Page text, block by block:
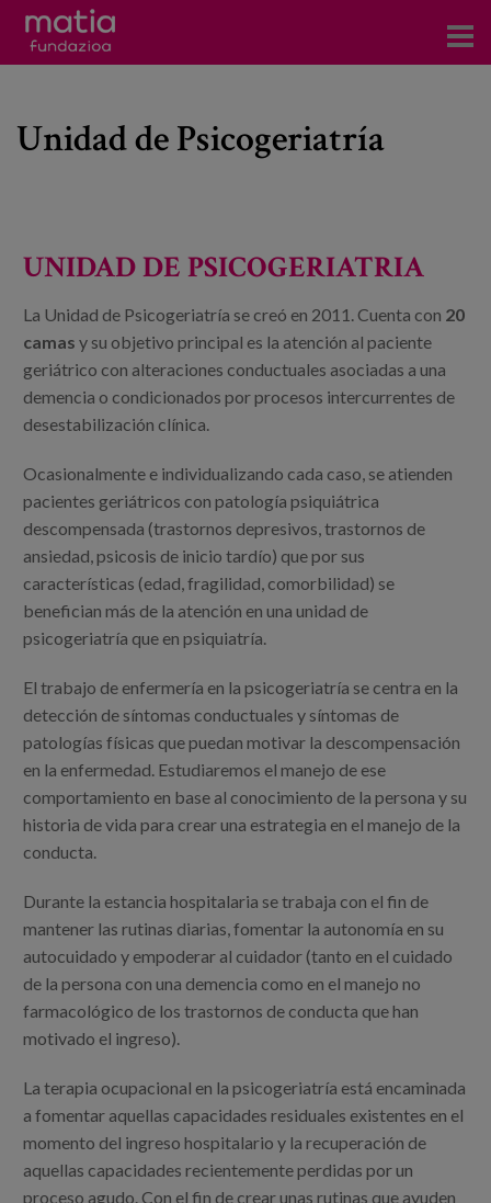
Servicios
News
Blog
eu
Unidad de Psicogeriatría
UNIDAD DE PSICOGERIATRIA
La Unidad de Psicogeriatría se creó en 2011. Cuenta con 20
camas y su objetivo principal es la atención al paciente
geriátrico con alteraciones conductuales asociadas a una
demencia o condicionados por procesos intercurrentes de
desestabilización clínica.
Ocasionalmente e individualizando cada caso, se atienden
pacientes geriátricos con patología psiquiátrica
descompensada (trastornos depresivos, trastornos de
ansiedad, psicosis de inicio tardío) que por sus
características (edad, fragilidad, comorbilidad) se
benefician más de la atención en una unidad de
psicogeriatría que en psiquiatría.
El trabajo de enfermería en la psicogeriatría se centra en la
detección de síntomas conductuales y síntomas de
patologías físicas que puedan motivar la descompensación
en la enfermedad. Estudiaremos el manejo de ese
comportamiento en base al conocimiento de la persona y su
historia de vida para crear una estrategia en el manejo de la
conducta.
Durante la estancia hospitalaria se trabaja con el fin de
mantener las rutinas diarias, fomentar la autonomía en su
autocuidado y empoderar al cuidador (tanto en el cuidado
de la persona con una demencia como en el manejo no
farmacológico de los trastornos de conducta que han
motivado el ingreso).
La terapia ocupacional en la psicogeriatría está encaminada
a fomentar aquellas capacidades residuales existentes en el
momento del ingreso hospitalario y la recuperación de
aquellas capacidades recientemente perdidas por un
proceso agudo. Con el fin de crear unas rutinas que ayuden